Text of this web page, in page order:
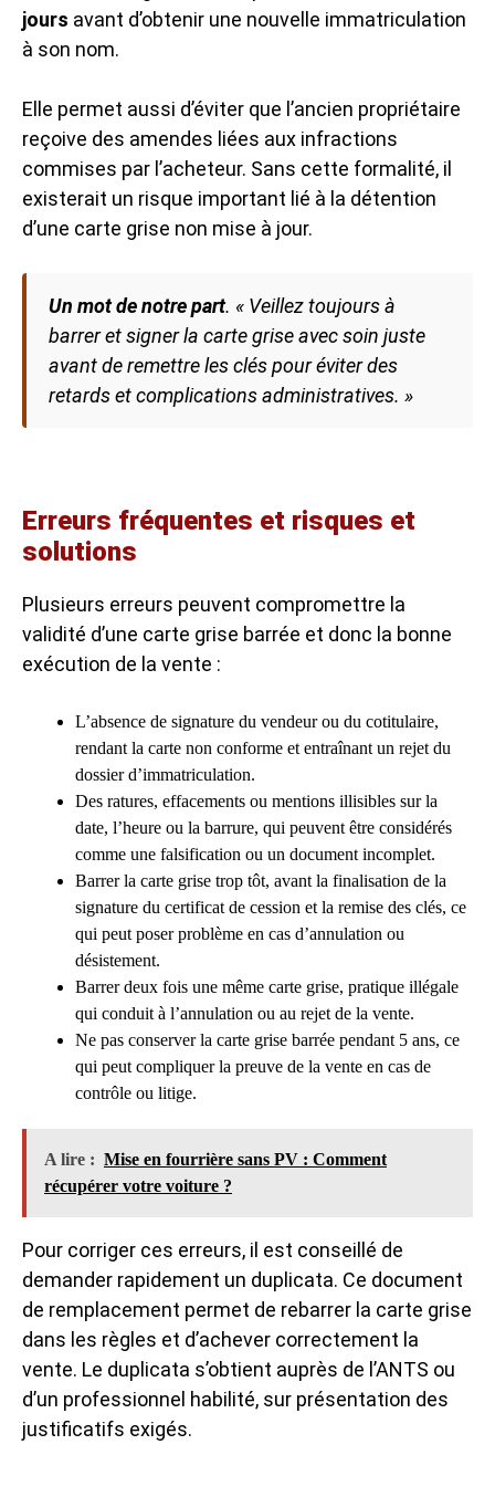
jours avant d’obtenir une nouvelle immatriculation
à son nom.
Elle permet aussi d’éviter que l’ancien propriétaire
reçoive des amendes liées aux infractions
commises par l’acheteur. Sans cette formalité, il
existerait un risque important lié à la détention
d’une carte grise non mise à jour.
Un mot de notre part. « Veillez toujours à
barrer et signer la carte grise avec soin juste
avant de remettre les clés pour éviter des
retards et complications administratives. »
Erreurs fréquentes et risques et
solutions
Plusieurs erreurs peuvent compromettre la
validité d’une carte grise barrée et donc la bonne
exécution de la vente :
L’absence de signature du vendeur ou du cotitulaire,
rendant la carte non conforme et entraînant un rejet du
dossier d’immatriculation.
Des ratures, effacements ou mentions illisibles sur la
date, l’heure ou la barrure, qui peuvent être considérés
comme une falsification ou un document incomplet.
Barrer la carte grise trop tôt, avant la finalisation de la
signature du certificat de cession et la remise des clés, ce
qui peut poser problème en cas d’annulation ou
désistement.
Barrer deux fois une même carte grise, pratique illégale
qui conduit à l’annulation ou au rejet de la vente.
Ne pas conserver la carte grise barrée pendant 5 ans, ce
qui peut compliquer la preuve de la vente en cas de
contrôle ou litige.
A lire : Mise en fourrière sans PV : Comment
récupérer votre voiture ?
Pour corriger ces erreurs, il est conseillé de
demander rapidement un duplicata. Ce document
de remplacement permet de rebarrer la carte grise
dans les règles et d’achever correctement la
vente. Le duplicata s’obtient auprès de l’ANTS ou
d’un professionnel habilité, sur présentation des
justificatifs exigés.